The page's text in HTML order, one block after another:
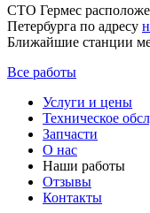
СТО Гермес
Петербурга по адресу
Ближайшие станции
Все работы
Услуги и цены
Техническое
Запчасти
О нас
Наши работы
Отзывы
Контакты